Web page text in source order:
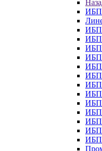
ИБП
ИБП
ИБП
ИБП
ИБП
ИБП
ИБП
ИБП
ИБП
ИБП
ИБП
ИБП
ИБП
ИБП